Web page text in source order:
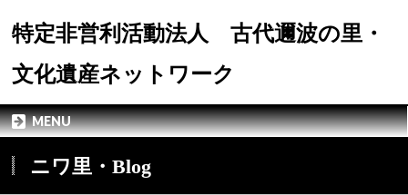
特定非営利活動法人 古代邇波の里・
文化遺産ネットワーク
MENU
ニワ里・Blog